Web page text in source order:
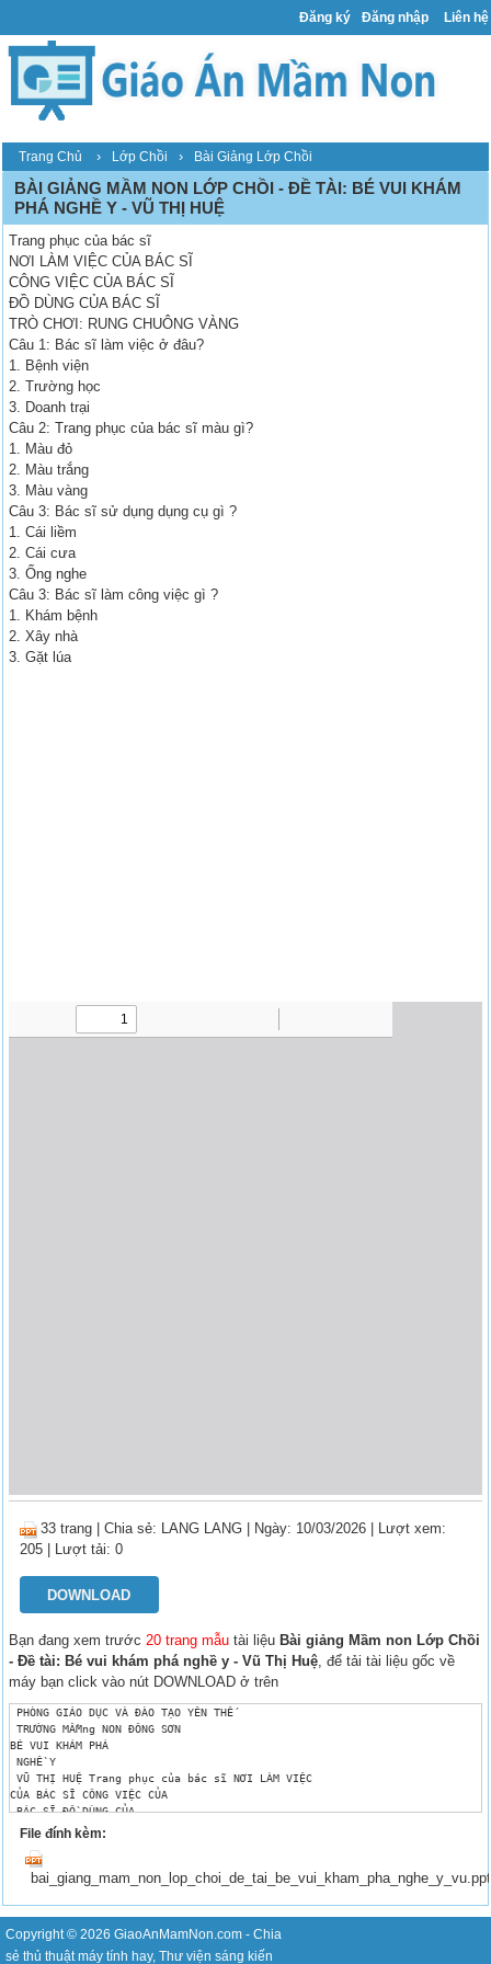
Đăng ký Đăng nhập Liên hệ
Trang Chủ › Lớp Chồi › Bài Giảng Lớp Chồi
BÀI GIẢNG MẦM NON LỚP CHỒI - ĐỀ TÀI: BÉ VUI KHÁM
PHÁ NGHỀ Y - VŨ THỊ HUỆ
Trang phục của bác sĩ
NƠI LÀM VIỆC CỦA BÁC SĨ
CÔNG VIỆC CỦA BÁC SĨ
ĐỒ DÙNG CỦA BÁC SĨ
TRÒ CHƠI: RUNG CHUÔNG VÀNG
Câu 1: Bác sĩ làm việc ở đâu?
1. Bệnh viện
2. Trường học
3. Doanh trại
Câu 2: Trang phục của bác sĩ màu gì?
1. Màu đỏ
2. Màu trắng
3. Màu vàng
Câu 3: Bác sĩ sử dụng dụng cụ gì ?
1. Cái liềm
2. Cái cưa
3. Ống nghe
Câu 3: Bác sĩ làm công việc gì ?
1. Khám bệnh
2. Xây nhà
3. Gặt lúa
33 trang |Chia sẻ: LANG LANG | Ngày: 10/03/2026 | Lượt xem:
205 | Lượt tải: 0
DOWNLOAD
Bạn đang xem trước20 trang mẫu tài liệu Bài giảng Mầm non Lớp Chồi
- Đề tài: Bé vui khám phá nghề y - Vũ Thị Huệ, để tải tài liệu gốc về
máy bạn click vào nút DOWNLOAD ở trên
PHÒNG GIÁO DỤC VÀ ĐÀO TẠO YÊN THẾ
TRƯỜNG MẦMng NON ĐÔNG SƠN
BÉ VUI KHÁM PHÁ
NGHỀ Y
VŨ THỊ HUỆ Trang phục của bác sĩ NƠI LÀM VIỆC
CỦA BÁC SĨ CÔNG VIỆC CỦA
BÁC SĨ ĐỒ DÙNG CỦA
BÁC SĨ
File đính kèm:
Copyright © 2026 GiaoAnMamNon.com - Chia
sẻ thủ thuật máy tính hay, Thư viện sáng kiến